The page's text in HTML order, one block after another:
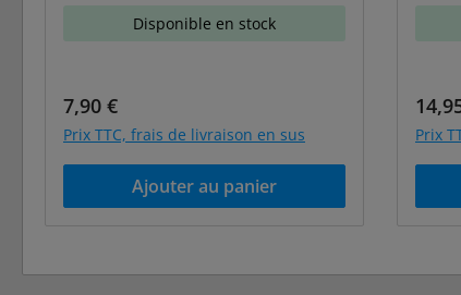
Disponible en stock
Prix régulier :
7,90 €
Prix TTC, frais de livraison en sus
Ajouter au panier
Prix
Prix